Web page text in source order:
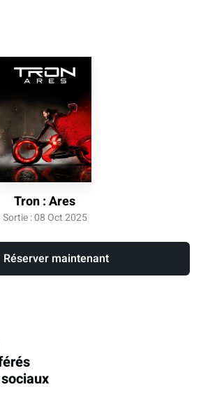
Tron : Ares
Sortie : 08 Oct 2025
Réserver maintenant